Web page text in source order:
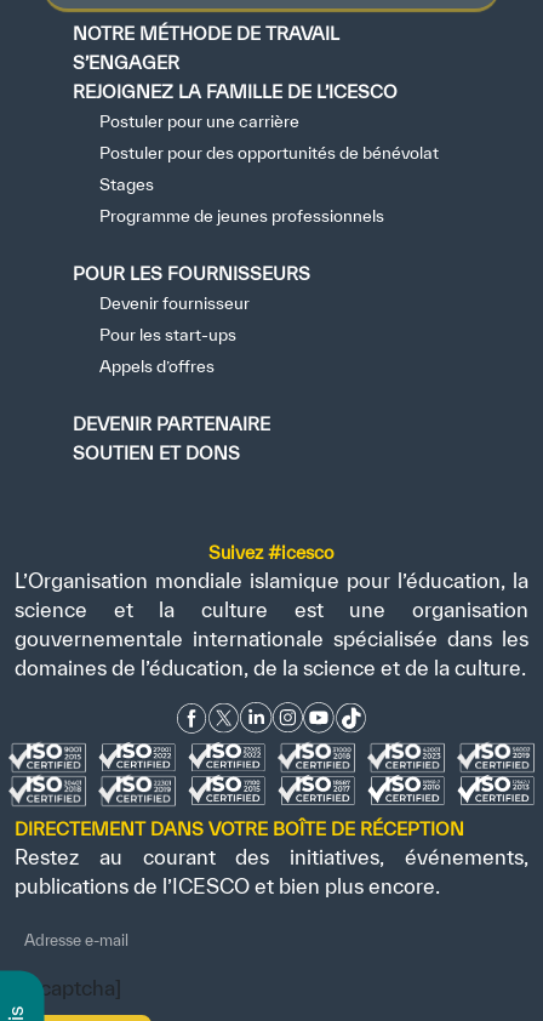
NOTRE MÉTHODE DE TRAVAIL
S’ENGAGER
REJOIGNEZ LA FAMILLE DE L’ICESCO
Postuler pour une carrière
Postuler pour des opportunités de bénévolat
Stages
Programme de jeunes professionnels
POUR LES FOURNISSEURS
Devenir fournisseur
Pour les start-ups
Appels d’offres
DEVENIR PARTENAIRE
SOUTIEN ET DONS
Suivez #icesco
L’Organisation mondiale islamique pour l’éducation, la
science et la culture est une organisation
gouvernementale internationale spécialisée dans les
domaines de l’éducation, de la science et de la culture.
DIRECTEMENT DANS VOTRE BOÎTE DE RÉCEPTION
Restez au courant des initiatives, événements,
publications de l’ICESCO et bien plus encore.
[recaptcha]